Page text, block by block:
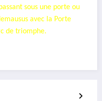
sous une porte ou
avec la Porte
de triomphe.